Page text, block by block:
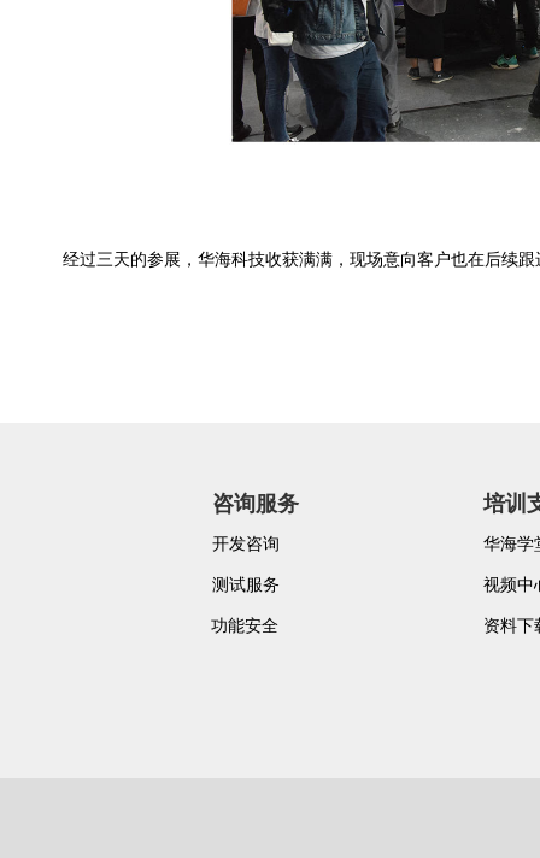
经过三天的参展，华海科技收获满满，现场意向客户也在后续
咨询服务
开发咨询
测试服务
功能安全
培训
华海学
视频中
资料下